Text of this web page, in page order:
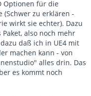
Optionen für die
(Schwer zu erklären -
wirkt sie echter). Dazu
also noch mehr
daß ich in UE4 mit
machen kann - von
alles drin. Das
es kommt noch